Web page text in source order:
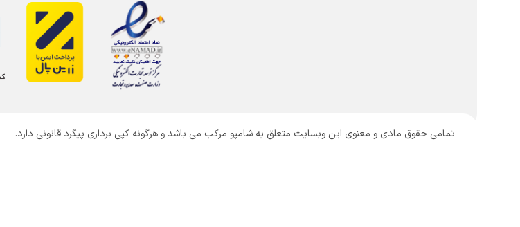
تمامی حقوق مادی و معنوی این وبسایت متعلق به شامپو مرکب می باشد و هرگونه کپی برداری پیگرد قانونی دارد.